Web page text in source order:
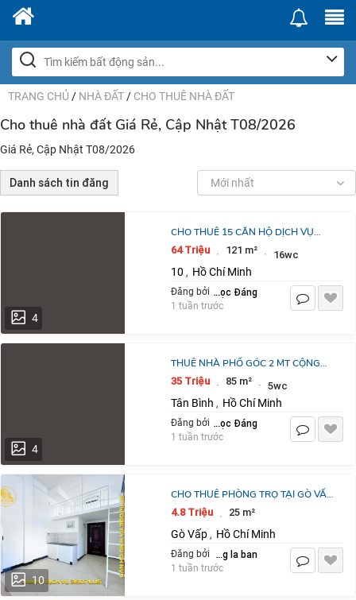
TRANG CHỦ / NHÀ ĐẤT / CHO THUÊ NHÀ ĐẤT
Cho thuê nhà đất Giá Rẻ, Cập Nhật T08/2026
Giá Rẻ, Cập Nhật T08/2026
Danh sách tin đăng Mới nhất
4
CHO THUÊ 15 CĂN HỘ DỊCH VỤ
KHU BẮC HẢI Q10 FULL NỘI THẤT 4
TẦNG: 64 TR/TH. LH 0823900266
64 Triệu · 121 m² · 16wc
10 , Hồ Chí Minh
Đăng bởi Lê Ngọc Đáng
1 tuần trước
4
THUÊ NHÀ PHỐ GÓC 2 MT CỘNG
HÒA 4 TẦNG 85M2: 35 TR/TH.
35 Triệu · 85 m² · 5wc
Tân Bình , Hồ Chí Minh
Đăng bởi Lê Ngọc Đáng
1 tuần trước
10
CHO THUÊ PHÒNG TRỌ TẠI GÒ VẤP
HCM – 25M2 CHỈ 4.8 TRIỆU / THÁNG.
LH:0359203979.
4.8 Triệu · 25 m²
Gò Vấp , Hồ Chí Minh
Đăng bởi dang la ban
1 tuần trước